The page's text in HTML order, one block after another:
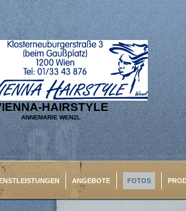
HAIRSTYLE
ANNEMARIE WENZL
ANGEBOTE FOTOS